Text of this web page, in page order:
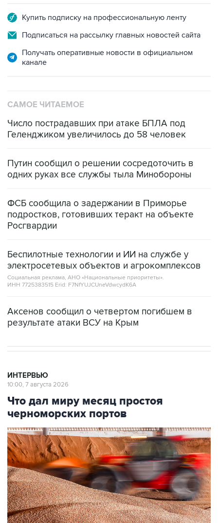
Купить подписку на профессиональную ленту
Подписаться на рассылку главных новостей сайта
Получать оперативные новости в официальном
канале
САМОЕ ЧИТАЕМОЕ
Число пострадавших при атаке БПЛА под
Геленджиком увеличилось до 58 человек
Путин сообщил о решении сосредоточить в
одних руках все службы тыла Минобороны
ФСБ сообщила о задержании в Приморье
подростков, готовивших теракт на объекте
Росгвардии
Беспилотные технологии и ИИ на службе у
электросетевых объектов и агрокомплексов
Социальная реклама, АНО «Национальные приоритеты».
ИНН 7725383515 Erid: F7NfYUJCUneVdwcydK6A
Аксенов сообщил о четвертом погибшем в
результате атаки ВСУ на Крым
ИНТЕРВЬЮ
10:00, 7 августа 2026
Что дал миру месяц простоя
черноморских портов